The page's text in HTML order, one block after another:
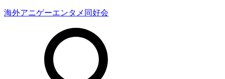
海外アニゲーエンタメ同好会